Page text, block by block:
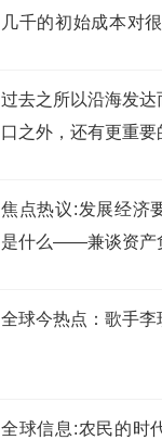
几千的初始成本对
过去之所以沿海发达
口之外，还有更重要
焦点热议:发展经济
是什么——兼谈资产
全球今热点：歌手李
全球信息:农民的时